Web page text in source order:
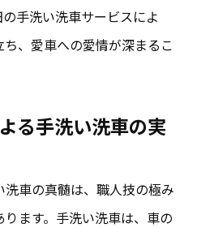
手洗い洗車サービスによ
、愛車への愛情が深まるこ
る手洗い洗車の実
車の真髄は、職人技の極み
ます。手洗い洗車は、車の